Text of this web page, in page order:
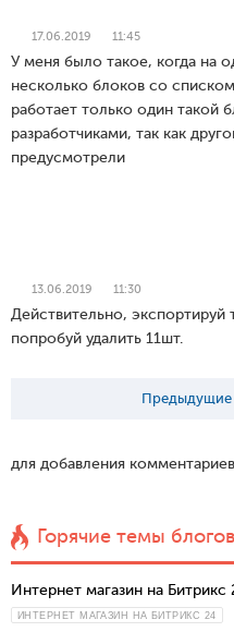
17.06.2019 11:45
У меня было такое, когда на
несколько блоков со
работает только один такой
разработчиками, так как
предусмотрели
13.06.2019 11:30
Действительно,
попробуй удалить 11шт.
Предыдущие
для добавления
Горячие темы блогов
Интернет магазин на Битрикс
ИНТЕРНЕТ МАГАЗИН НА БИТРИКС 24